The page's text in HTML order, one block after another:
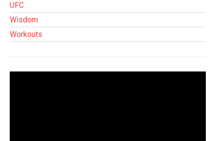
UFC
Wisdom
Workouts